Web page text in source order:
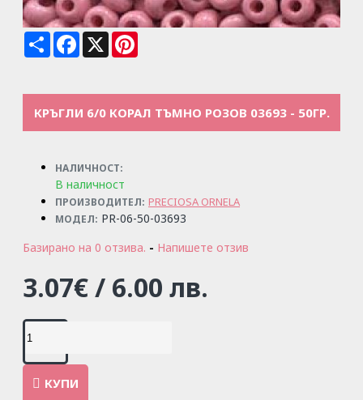
Share Facebook
X
КРЪГЛИ 6/0 КОРАЛ ТЪМНО РОЗОВ 03693 - 50ГР.
НАЛИЧНОСТ:
В наличност
ПРОИЗВОДИТЕЛ: PRECIOSA ORNELA
МОДЕЛ: PR-06-50-03693
Базирано на 0 отзива. - Напишете отзив
3.07€ / 6.00 лв.
КУПИ